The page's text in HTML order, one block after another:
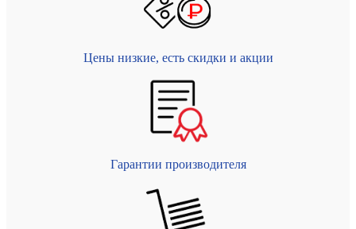
Цены низкие, есть скидки и акции
Гарантии производителя